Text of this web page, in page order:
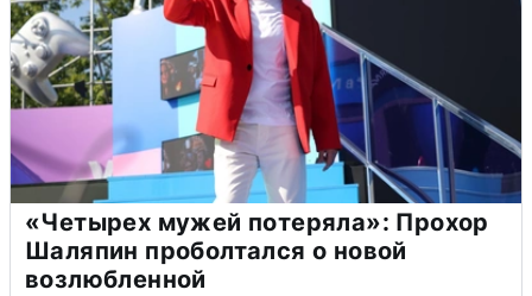
«Четырех мужей потеряла»: Прохор
Шаляпин проболтался о новой
возлюбленной